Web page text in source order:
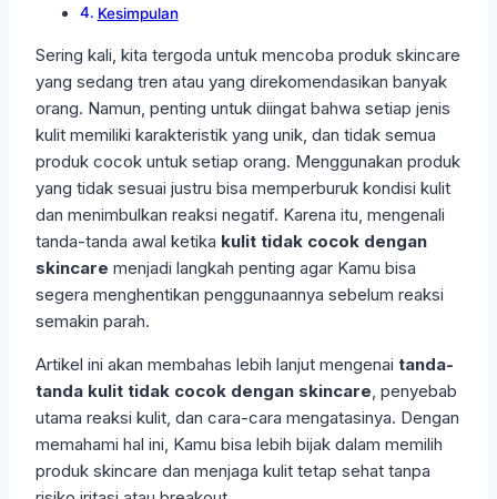
Kesimpulan
Sering kali, kita tergoda untuk mencoba produk skincare
yang sedang tren atau yang direkomendasikan banyak
orang. Namun, penting untuk diingat bahwa setiap jenis
kulit memiliki karakteristik yang unik, dan tidak semua
produk cocok untuk setiap orang. Menggunakan produk
yang tidak sesuai justru bisa memperburuk kondisi kulit
dan menimbulkan reaksi negatif. Karena itu, mengenali
tanda-tanda awal ketika kulit tidak cocok dengan
skincare menjadi langkah penting agar Kamu bisa
segera menghentikan penggunaannya sebelum reaksi
semakin parah.
Artikel ini akan membahas lebih lanjut mengenai tanda-
tanda kulit tidak cocok dengan skincare, penyebab
utama reaksi kulit, dan cara-cara mengatasinya. Dengan
memahami hal ini, Kamu bisa lebih bijak dalam memilih
produk skincare dan menjaga kulit tetap sehat tanpa